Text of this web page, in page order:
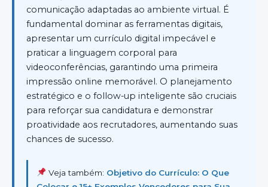
comunicação adaptadas ao ambiente virtual. É
fundamental dominar as ferramentas digitais,
apresentar um currículo digital impecável e
praticar a linguagem corporal para
videoconferências, garantindo uma primeira
impressão online memorável. O planejamento
estratégico e o follow-up inteligente são cruciais
para reforçar sua candidatura e demonstrar
proatividade aos recrutadores, aumentando suas
chances de sucesso.
Veja também: Objetivo do Currículo: O Que